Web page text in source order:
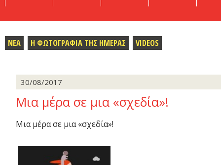
ΝΕΑ Η ΦΩΤΟΓΡΑΦΙΑ ΤΗΣ ΗΜΕΡΑΣ VIDEOS
30/08/2017
Μια μέρα σε μια «σχεδία»!
Μια μέρα σε μια «σχεδία»!